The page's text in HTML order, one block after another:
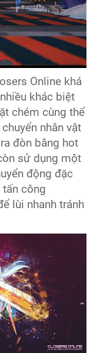
Online khá
khác biệt
chém cùng thể
nhân vật
đòn bằng hot
sử dụng một
động đặc
tấn công
lùi nhanh tránh